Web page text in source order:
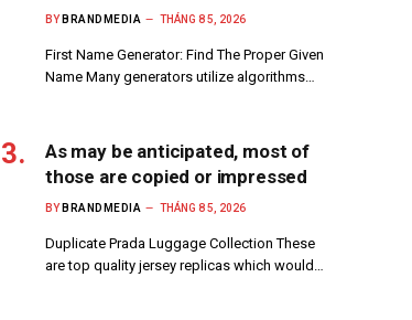
BY BRANDMEDIA THÁNG 8 5, 2026
First Name Generator: Find The Proper Given
Name Many generators utilize algorithms…
As may be anticipated, most of
those are copied or impressed
BY BRANDMEDIA THÁNG 8 5, 2026
Duplicate Prada Luggage Collection These
are top quality jersey replicas which would…